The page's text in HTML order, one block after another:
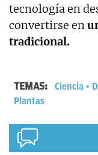
tecnología en
convertirse en
tradicional.
TEMAS: Ciencia
Plantas